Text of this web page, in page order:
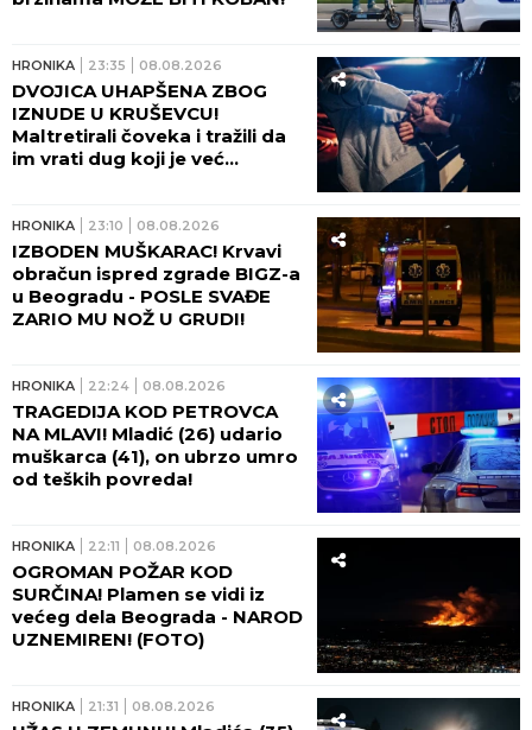
HRONIKA 23:35 08.08.2026
DVOJICA UHAPŠENA ZBOG
IZNUDE U KRUŠEVCU!
Maltretirali čoveka i tražili da
im vrati dug koji je već
HRONIKA 23:10 08.08.2026
IZBODEN MUŠKARAC! Krvavi
obračun ispred zgrade BIGZ-a
u Beogradu - POSLE SVAĐE
ZARIO MU NOŽ U GRUDI!
HRONIKA 22:24 08.08.2026
TRAGEDIJA KOD PETROVCA
NA MLAVI! Mladić (26) udario
muškarca (41), on ubrzo umro
od teških povreda!
HRONIKA 22:11 08.08.2026
OGROMAN POŽAR KOD
SURČINA! Plamen se vidi iz
većeg dela Beograda - NAROD
UZNEMIREN! (FOTO)
HRONIKA 21:31 08.08.2026